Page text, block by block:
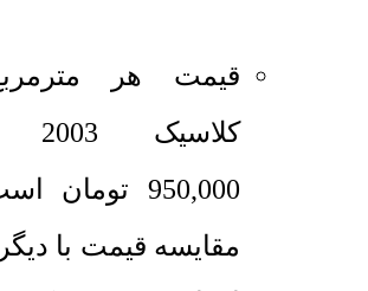
قیمت هر
کلاسیک 2003 وینیفلکس
950,000
تومان
مقایسه قیمت با